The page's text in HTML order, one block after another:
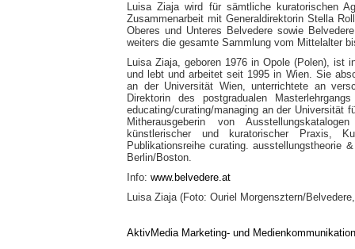
Luisa Ziaja wird für sämtliche kuratorischen
Zusammenarbeit mit Generaldirektorin Stella
Oberes und Unteres Belvedere sowie
weiters die gesamte Sammlung vom Mittelalter
Luisa Ziaja, geboren 1976 in Opole (Polen), ist
und lebt und arbeitet seit 1995 in Wien. Sie
an der Universität Wien, unterrichtete an
Direktorin des postgradualen
educating/curating/managing an der Universität
Mitherausgeberin von
künstlerischer und kuratorischer Praxis,
Publikationsreihe curating. ausstellungstheorie
Berlin/Boston.
Info: www.belvedere.at
Luisa Ziaja (Foto: Ouriel Morgensztern/
AktivMedia Marketing- und